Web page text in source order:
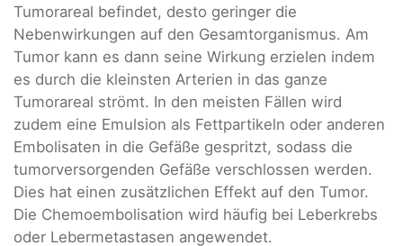
Tumorareal befindet, desto geringer die
Nebenwirkungen auf den Gesamtorganismus. Am
Tumor kann es dann seine Wirkung erzielen indem
es durch die kleinsten Arterien in das ganze
Tumorareal strömt. In den meisten Fällen wird
zudem eine Emulsion als Fettpartikeln oder anderen
Embolisaten in die Gefäße gespritzt, sodass die
tumorversorgenden Gefäße verschlossen werden.
Dies hat einen zusätzlichen Effekt auf den Tumor.
Die Chemoembolisation wird häufig bei Leberkrebs
oder Lebermetastasen angewendet.